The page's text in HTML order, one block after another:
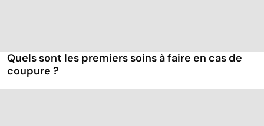
Quels sont les premiers soins à faire en cas de
coupure ?